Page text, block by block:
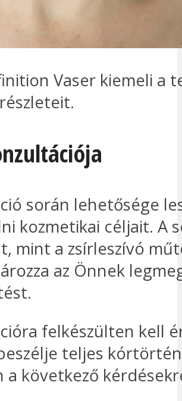
Vaser kiemeli a
során lehetősége
kozmetikai céljait. A
mint a zsírleszívó
az Önnek
felkészülten kell
teljes
a következő